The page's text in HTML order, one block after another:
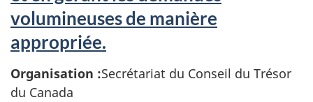
volumineuses de manière
appropriée.
Organisation :Secrétariat du Conseil du Trésor
du Canada